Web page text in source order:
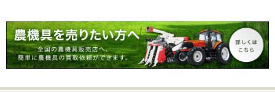
対応が良く、機械も良いようです。
東京都／購入者